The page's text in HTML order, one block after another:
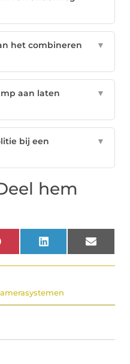
het combineren
▼
aan laten
▼
bij een
▼
hem
Pinterest LinkedIn Email